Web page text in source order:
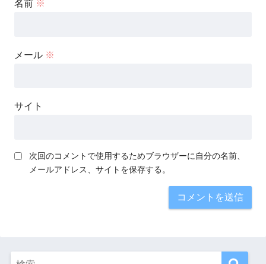
名前 ※
メール ※
サイト
次回のコメントで使用するためブラウザーに自分の名前、
メールアドレス、サイトを保存する。